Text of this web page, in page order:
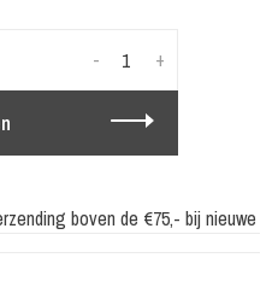
+
-
boven de €75,- bij nieuwe